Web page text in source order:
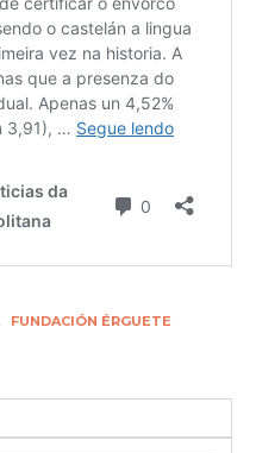
FUNDACIÓN ÉRGUETE